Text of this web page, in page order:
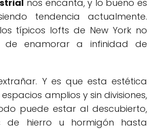
nos encanta, y lo bueno es
tendencia actualmente.
típicos lofts de New York no
de enamorar a infinidad de
Y es que esta estética
amplios y sin divisiones,
puede estar al descubierto,
de hierro u hormigón hasta